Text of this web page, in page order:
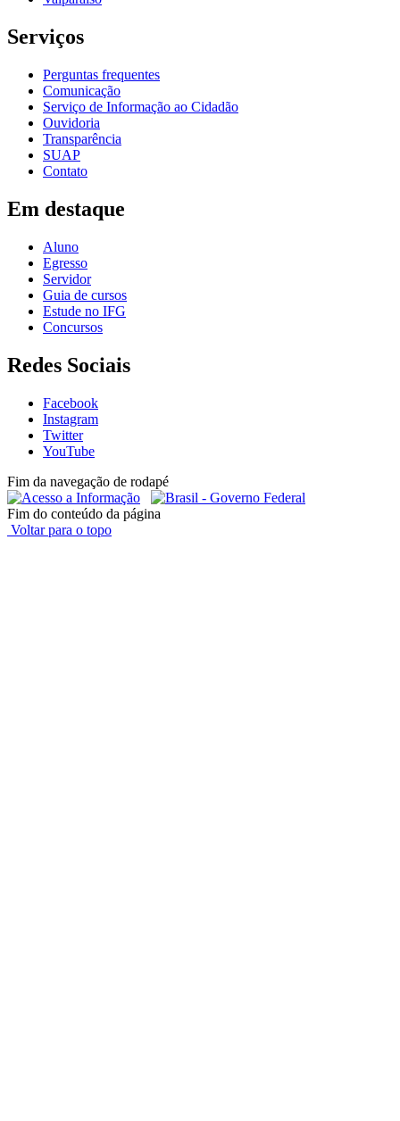
Serviços
Perguntas frequentes
Comunicação
Serviço de Informação ao Cidadão
Ouvidoria
Transparência
SUAP
Contato
Em destaque
Aluno
Egresso
Servidor
Guia de cursos
Estude no IFG
Concursos
Redes Sociais
Facebook
Instagram
Twitter
YouTube
Fim da navegação de rodapé
Fim do conteúdo da página
Voltar para o topo